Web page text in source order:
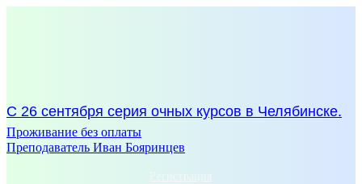
С 26 сентября серия очных курсов в Челябинске.
Проживание без оплаты
Преподаватель Иван Бояринцев
Регистрация